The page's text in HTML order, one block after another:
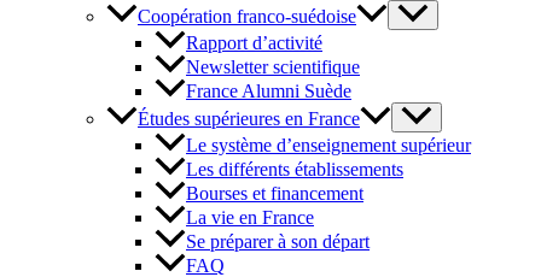
Coopération franco-suédoise
Rapport d’activité
Newsletter scientifique
France Alumni Suède
Études supérieures en France
Le système d’enseignement supérieur
Les différents établissements
Bourses et financement
La vie en France
Se préparer à son départ
FAQ